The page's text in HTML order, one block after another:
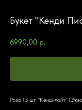
Букет "Кенди
6990,00 р.
Роза 15 шт. "Кендилайт"